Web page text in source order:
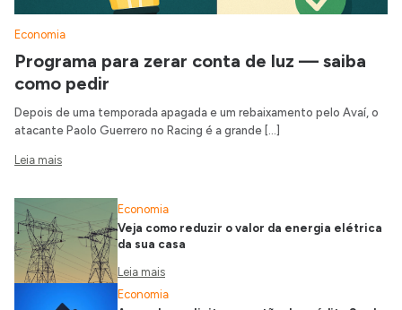
Economia
Programa para zerar conta de luz — saiba
como pedir
Depois de uma temporada apagada e um rebaixamento pelo Avaí, o
atacante Paolo Guerrero no Racing é a grande […]
Leia mais
Economia
Veja como reduzir o valor da energia elétrica
da sua casa
Leia mais
Economia